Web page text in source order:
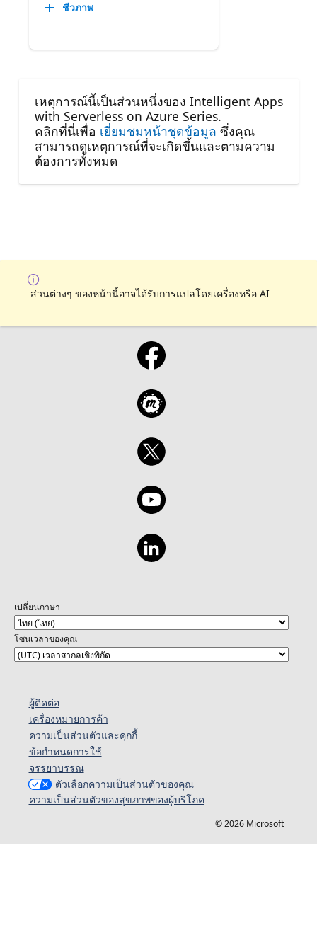
ชีวภาพ
เหตุการณ์นี้เป็นส่วนหนึ่งของ Intelligent Apps
with Serverless on Azure Series.
คลิกที่นี่เพื่อ เยี่ยมชมหน้าชุดข้อมูล ซึ่งคุณ
สามารถดูเหตุการณ์ที่จะเกิดขึ้นและตามความ
ต้องการทั้งหมด
ส่วนต่างๆ ของหน้านี้อาจได้รับการแปลโดยเครื่องหรือ AI
เปลี่ยนภาษา
โซนเวลาของคุณ
ผู้ติดต่อ
เครื่องหมายการค้า
ความเป็นส่วนตัวและคุกกี้
ข้อกำหนดการใช้
จรรยาบรรณ
ตัวเลือกความเป็นส่วนตัวของคุณ
ความเป็นส่วนตัวของสุขภาพของผู้บริโภค
© 2026 Microsoft